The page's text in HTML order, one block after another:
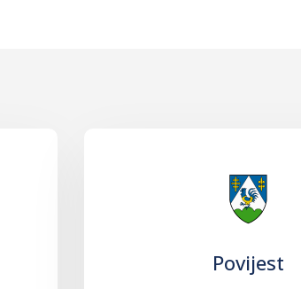
Povijest